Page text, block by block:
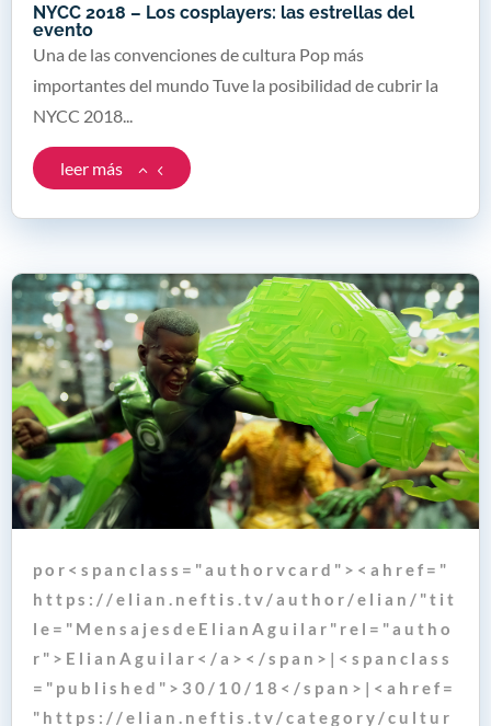
NYCC 2018 – Los cosplayers: las estrellas del
evento
Una de las convenciones de cultura Pop más
importantes del mundo Tuve la posibilidad de cubrir la
NYCC 2018...
leer más
p o r < s p a n c l a s s = " a u t h o r v c a r d " > < a h r e f = "
h t t p s : / / e l i a n . n e f t i s . t v / a u t h o r / e l i a n / " t i t
l e = " M e n s a j e s d e E l i a n A g u i l a r " r e l = " a u t h o
r " > E l i a n A g u i l a r < / a > < / s p a n > | < s p a n c l a s s
= " p u b l i s h e d " > 3 0 / 1 0 / 1 8 < / s p a n > | < a h r e f =
" h t t p s : / / e l i a n . n e f t i s . t v / c a t e g o r y / c u l t u r